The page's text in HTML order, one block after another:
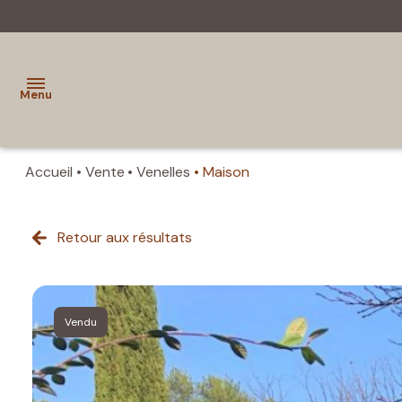
Menu
ventes
vendus
evaluer
bien
Accueil Vente Venelles Maison
Retour aux résultats
Vendu